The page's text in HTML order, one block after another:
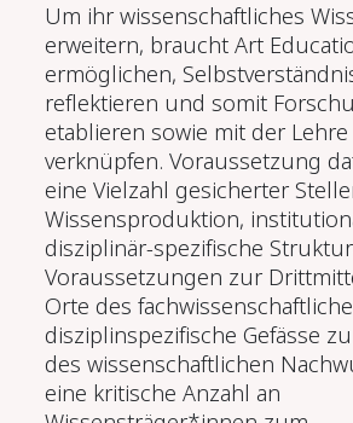
Um ihr wissenschaftliches
erweitern, braucht Art
ermöglichen,
reflektieren und somit
etablieren sowie mit der Lehre
verknüpfen. Voraussetzung
eine Vielzahl gesicherter
Wissensproduktion,
disziplinär-spezifische
Voraussetzungen zur
Orte des
disziplinspezifische Gefässe
des wissenschaftlichen
eine kritische Anzahl an